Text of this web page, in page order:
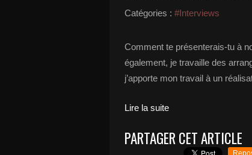
Catégories : #Interviews
Comment te présenterais-tu à
également, je travaille des
j’apporte mon travail à un
Lire la suite
PARTAGER CET ARTICLE